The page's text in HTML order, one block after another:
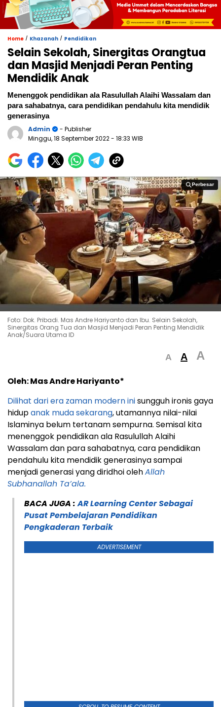
Home / Khazanah / Pendidikan
Selain Sekolah, Sinergitas Orangtua
dan Masjid Menjadi Peran Penting
Mendidik Anak
Menenggok pendidikan ala Rasulullah Alaihi Wassalam dan
para sahabatnya, cara pendidikan pendahulu kita mendidik
generasinya
Admin
- Publisher
Minggu, 18 September 2022- 18:33 WIB
Perbesar
Perbesar
Foto: Dok. Pribadi. Mas Andre Hariyanto dan Ibu. Selain Sekolah,
Sinergitas Orang Tua dan Masjid Menjadi Peran Penting Mendidik
Anak/Suara Utama ID
A A A
Oleh: Mas Andre Hariyanto*
Dilihat dari era zaman modern inisungguh ironis gaya
hidupanak muda sekarang, utamannya nilai-nilai
Islaminya belum tertanam sempurna. Semisal kita
menenggok pendidikan ala Rasulullah Alaihi
Wassalam dan para sahabatnya, cara pendidikan
pendahulu kita mendidik generasinya sampai
menjadi generasi yang diridhoi olehAllah
Subhanallah Ta’ala.
BACA JUGA :AR Learning Center Sebagai
Pusat Pembelajaran Pendidikan
Pengkaderan Terbaik
ADVERTISEMENT